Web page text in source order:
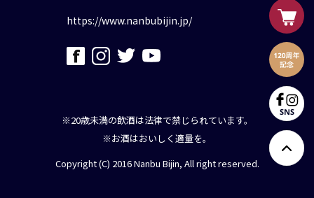
https://www.nanbubijin.jp/
※20歳未満の飲酒は法律で禁じられています。
※お酒はおいしく適量を。
Copyright (C) 2016 Nanbu Bijin, All right reserved.